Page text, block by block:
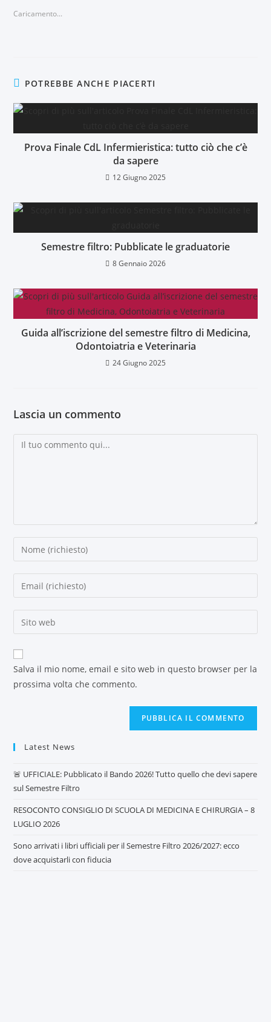
Caricamento...
POTREBBE ANCHE PIACERTI
Prova Finale CdL Infermieristica: tutto ciò che c’è
da sapere
12 Giugno 2025
Semestre filtro: Pubblicate le graduatorie
8 Gennaio 2026
Guida all’iscrizione del semestre filtro di Medicina,
Odontoiatria e Veterinaria
24 Giugno 2025
Lascia un commento
Salva il mio nome, email e sito web in questo browser per la
prossima volta che commento.
Latest News
🚨 UFFICIALE: Pubblicato il Bando 2026! Tutto quello che devi sapere
sul Semestre Filtro
RESOCONTO CONSIGLIO DI SCUOLA DI MEDICINA E CHIRURGIA – 8
LUGLIO 2026
Sono arrivati i libri ufficiali per il Semestre Filtro 2026/2027: ecco
dove acquistarli con fiducia